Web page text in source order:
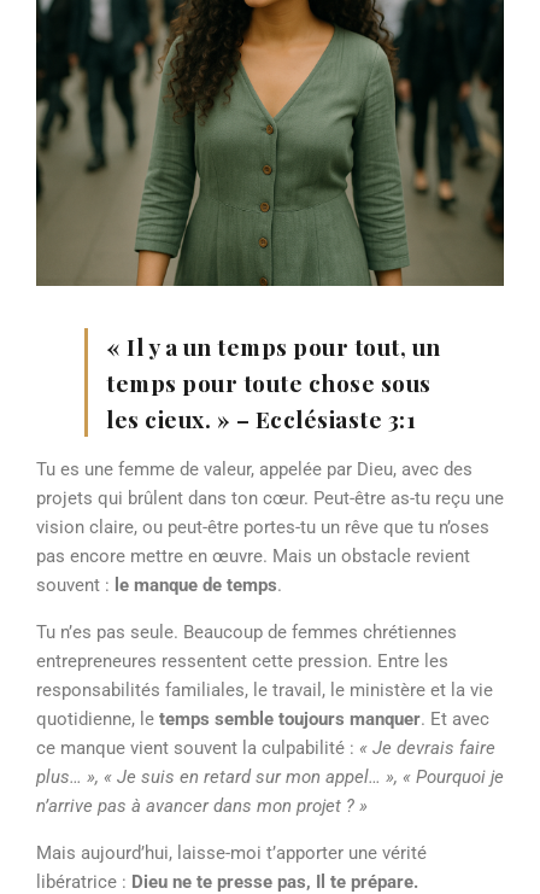
« Il y a un temps pour tout, un
temps pour toute chose sous
les cieux. » – Ecclésiaste 3:1
Tu es une femme de valeur, appelée par Dieu, avec des
projets qui brûlent dans ton cœur. Peut-être as-tu reçu une
vision claire, ou peut-être portes-tu un rêve que tu n’oses
pas encore mettre en œuvre. Mais un obstacle revient
souvent : le manque de temps.
Tu n’es pas seule. Beaucoup de femmes chrétiennes
entrepreneures ressentent cette pression. Entre les
responsabilités familiales, le travail, le ministère et la vie
quotidienne, le temps semble toujours manquer. Et avec
ce manque vient souvent la culpabilité : « Je devrais faire
plus… », « Je suis en retard sur mon appel… », « Pourquoi je
n’arrive pas à avancer dans mon projet ? »
Mais aujourd’hui, laisse-moi t’apporter une vérité
libératrice : Dieu ne te presse pas, Il te prépare.